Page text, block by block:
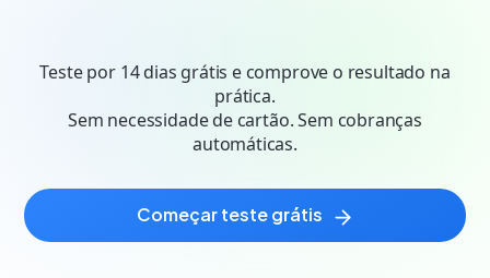
performance e inteligência artificial.
Teste por 14 dias grátis e comprove o resultado na
prática.
Sem necessidade de cartão. Sem cobranças
automáticas.
começar teste grátis